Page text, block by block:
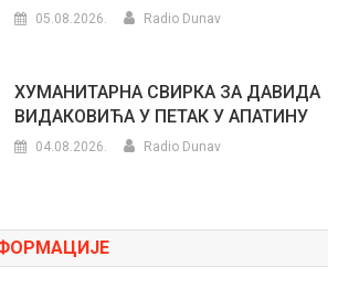
05.08.2026. Radio Dunav
ХУМАНИТАРНА СВИРКА ЗА ДАВИДА
ВИДАКОВИЋА У ПЕТАК У АПАТИНУ
04.08.2026. Radio Dunav